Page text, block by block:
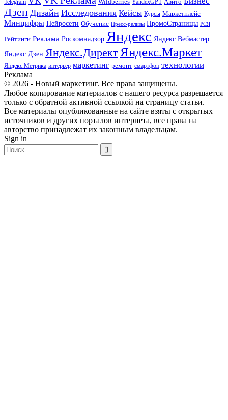
Telegram Wildberries YandexGPT
Дзен Дизайн Исследования Кейсы Курсы Маркетплейс
Минцифры Нейросети Обучение Пресс-релизы ПромоСтраницы РСЯ
Рейтинги Реклама Роскомнадзор Яндекс Яндекс.Вебмастер
Яндекс.Дзен Яндекс.ДиректЯндекс.Маркет
Яндекс.Метрика интерьер маркетинг ремонт смартфон технологии
Реклама
© 2026 - Новый маркетинг. Все права защищены.
Любое копирование материалов с нашего ресурса разрешается
только с обратной активной ссылкой на страницу статьи.
Все материалы опубликованные на сайте взяты с открытых
источников и других порталов интернета, все права на
авторство принадлежат их законным владельцам.
Sign in